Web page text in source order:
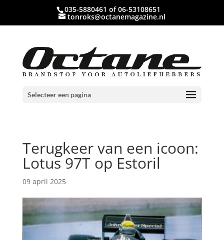
035-5880461 of 06-53108651
tonroks@octanemagazine.nl
Selecteer een pagina
Terugkeer van een icoon:
Lotus 97T op Estoril
09 april 2025